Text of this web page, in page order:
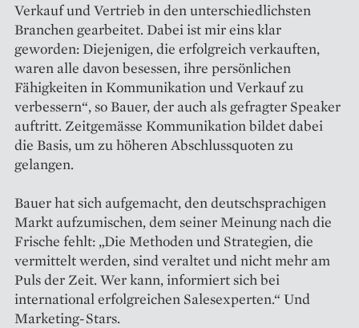
Verkauf und Vertrieb in den unterschiedlichsten
Branchen gearbeitet. Dabei ist mir eins klar
geworden: Diejenigen, die erfolgreich verkauften,
waren alle davon besessen, ihre persönlichen
Fähigkeiten in Kommunikation und Verkauf zu
verbessern“, so Bauer, der auch als gefragter Speaker
auftritt. Zeitgemässe Kommunikation bildet dabei
die Basis, um zu höheren Abschlussquoten zu
gelangen.
Bauer hat sich aufgemacht, den deutschsprachigen
Markt aufzumischen, dem seiner Meinung nach die
Frische fehlt: „Die Methoden und Strategien, die
vermittelt werden, sind veraltet und nicht mehr am
Puls der Zeit. Wer kann, informiert sich bei
international erfolgreichen Salesexperten.“ Und
Marketing-Stars.